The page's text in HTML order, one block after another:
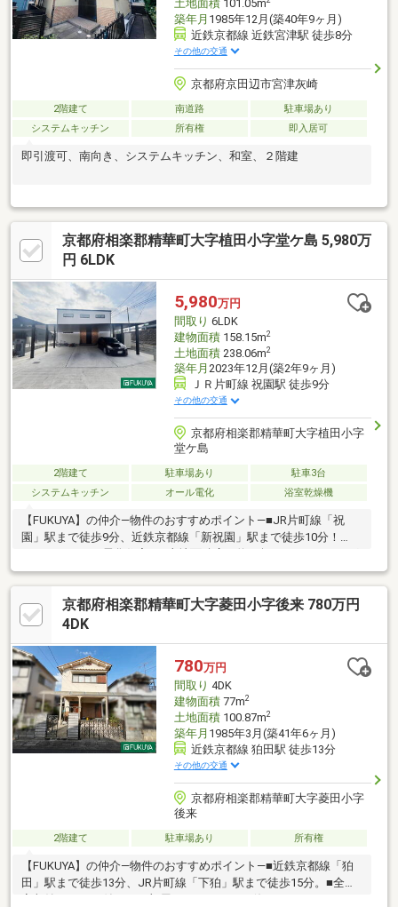
土地面積101.05m
築年月 1985年12月(築40年9ヶ月)
近鉄京都線 近鉄宮津駅 徒歩8分
その他の交通
京都府京田辺市宮津灰崎
2階建て 南道路
駐車場あり
システムキッチン
所有権 即入居可
即引渡可、南向き、システムキッチン、和室、２階建
京都府相楽郡精華町大字植田小字堂ケ島 5,980万
円 6LDK
5,980万円
間取り 6LDK
建物面積158.15m2
土地面積238.06m2
築年月 2023年12月(築2年9ヶ月)
ＪＲ片町線 祝園駅 徒歩9分
その他の交通
京都府相楽郡精華町大字植田小字
堂ケ島
2階建て 駐車場あり
駐車3台
システムキッチン
オール電化 浴室乾燥機
【FUKUYA】の仲介―物件のおすすめポイント―■JR片町線「祝
園」駅まで徒歩9分、近鉄京都線「新祝園」駅まで徒歩10分！
ヒーターを採用した広々アイランドキッチン♪■ウォークインクロ
ーゼットやシューズクロークなど収納設備充実しており、お部屋
をすっきりとお使いいただけます！■2階には室内物干しスペース
やシャワールームなどを完備！■カーポート付き 駐車3台可能（車
便利な立地です！
京都府相楽郡精華町大字菱田小字後来 780万円
4DK
780万円
間取り 4DK
建物面積77m2
土地面積100.87m2
築年月 1985年3月(築41年6ヶ月)
近鉄京都線 狛田駅 徒歩13分
その他の交通
京都府相楽郡精華町大字菱田小字
後来
2階建て 駐車場あり 所有権
【FUKUYA】の仲介―物件のおすすめポイント―■近鉄京都線「狛
田」駅まで徒歩13分、JR片町線「下狛」駅まで徒歩15分。■全居
室収納スペース付き！お部屋をすっきりとお使いいただけます。